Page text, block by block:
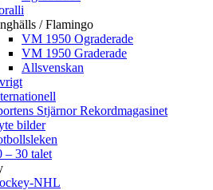
/ Flamingo
VM 1950 Ograderade
VM 1950 Graderade
Allsvenskan
Stjärnor Rekordmagasinet
bilder
– 30 talet
NHL